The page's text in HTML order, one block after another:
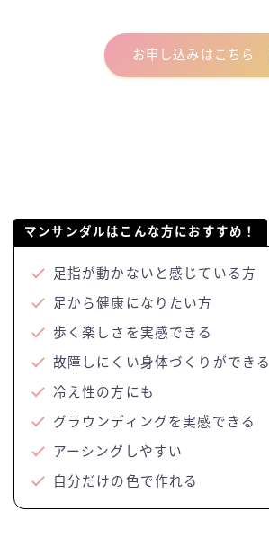
お申し込みはこちら
マンサンダルはこんな方におすすめ！
足指が動かないと感じている方
足から健康になりたい方
歩く楽しさを実感できる
故障しにくい身体づくりができる
冷え性の方にも
グラウンディングを実感できる
アーシングしやすい
自分だけの色で作れる